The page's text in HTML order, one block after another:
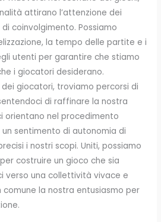
attirano l’attenzione dei
coinvolgimento. Possiamo
la tempo delle partite e i
utenti per garantire che stiamo
i giocatori desiderano.
giocatori, troviamo percorsi di
di raffinare la nostra
orientano nel procedimento
sentimento di autonomia di
i nostri scopi. Uniti, possiamo
costruire un gioco che sia
verso una collettività vivace e
la nostra entusiasmo per